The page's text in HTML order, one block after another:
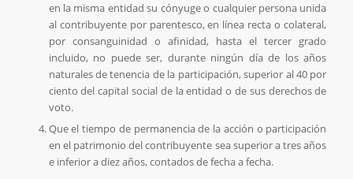
en la misma entidad su cónyuge o cualquier persona unida
al contribuyente por parentesco, en línea recta o colateral,
por consanguinidad o afinidad, hasta el tercer grado
incluido, no puede ser, durante ningún día de los años
naturales de tenencia de la participación, superior al 40 por
ciento del capital social de la entidad o de sus derechos de
voto.
Que el tiempo de permanencia de la acción o participación
en el patrimonio del contribuyente sea superior a tres años
e inferior a diez años, contados de fecha a fecha.